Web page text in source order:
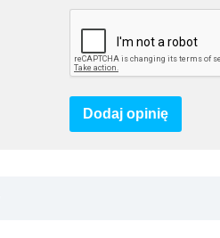
Dodaj opinię